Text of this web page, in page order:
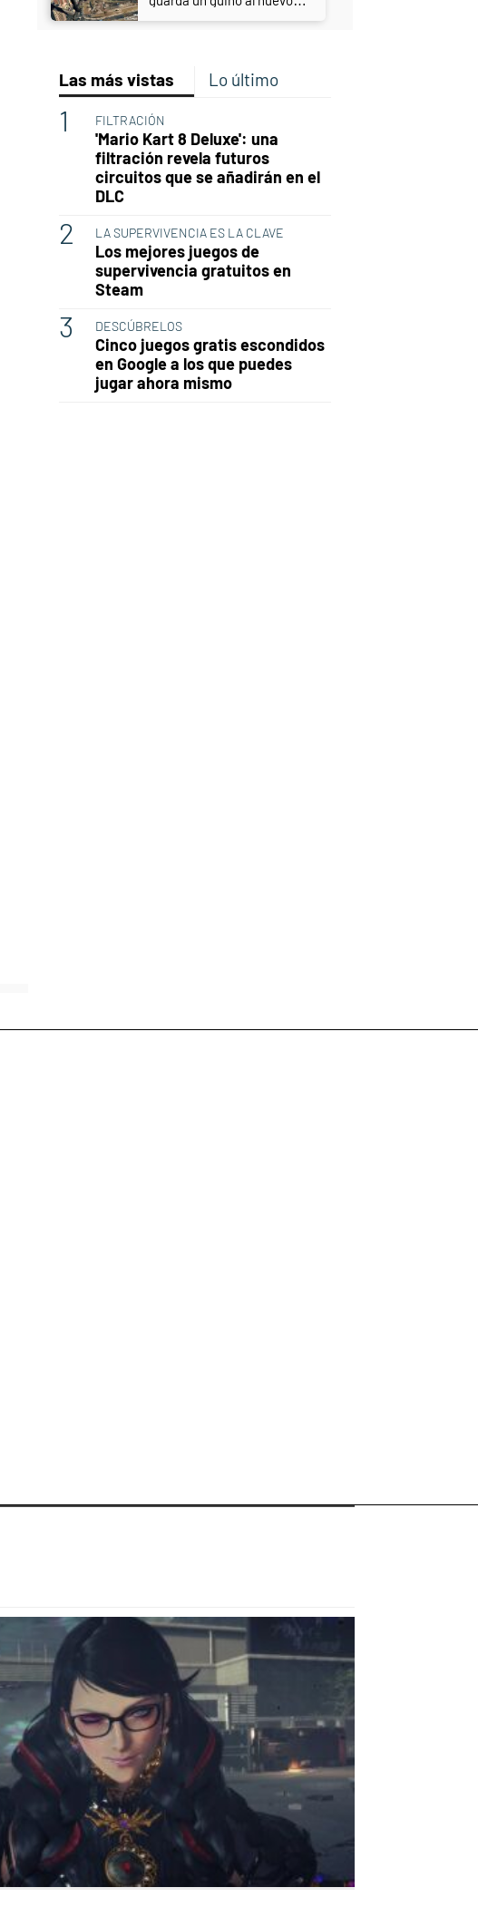
Las más vistas Lo último
FILTRACIÓN
'Mario Kart 8 Deluxe': una
filtración revela futuros
circuitos que se añadirán en el
DLC
LA SUPERVIVENCIA ES LA CLAVE
Los mejores juegos de
supervivencia gratuitos en
Steam
DESCÚBRELOS
Cinco juegos gratis escondidos
en Google a los que puedes
jugar ahora mismo